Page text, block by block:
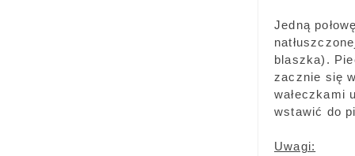
Jedną
blaszka).
zacznie się
wałeczkami
wstawić do
Uwagi: